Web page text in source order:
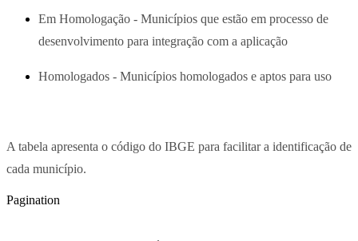
Em Homologação - Municípios que estão em processo de
desenvolvimento para integração com a aplicação
Homologados - Municípios homologados e aptos para uso
A tabela apresenta o código do IBGE para facilitar a identificação de
cada município.
Pagination